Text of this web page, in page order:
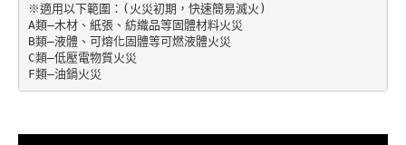
※適用以下範圍：(火災初期，快速簡易滅火)
A類—木材、紙張、紡織品等固體材料火災
B類—液體、可熔化固體等可燃液體火災
C類—低壓電物質火災
F類—油鍋火災